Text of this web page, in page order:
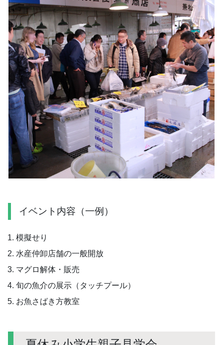
イベント内容（一例）
模擬せり
水産仲卸店舗の一般開放
マグロ解体・販売
旬の魚介の展示（タッチプール）
お魚さばき方教室